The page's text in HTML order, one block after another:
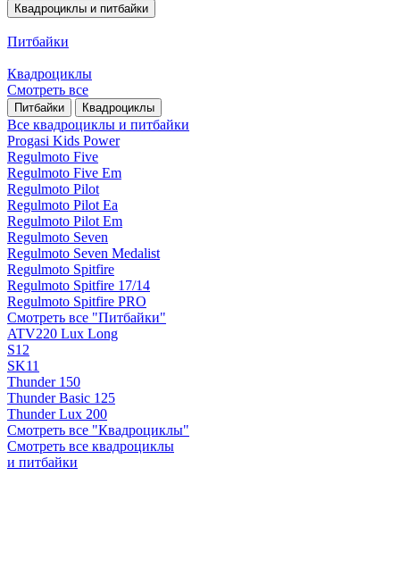
Квадроциклы и питбайки
Питбайки
Квадроциклы
Смотреть все
Питбайки Квадроциклы
Все квадроциклы и питбайки
Progasi Kids Power
Regulmoto Five
Regulmoto Five Em
Regulmoto Pilot
Regulmoto Pilot Ea
Regulmoto Pilot Em
Regulmoto Seven
Regulmoto Seven Medalist
Regulmoto Spitfire
Regulmoto Spitfire 17/14
Regulmoto Spitfire PRO
Смотреть все "Питбайки"
ATV220 Lux Long
S12
SK11
Thunder 150
Thunder Basic 125
Thunder Lux 200
Смотреть все "Квадроциклы"
Смотреть все квадроциклы
и питбайки